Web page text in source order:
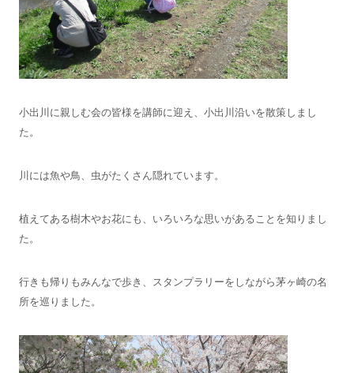
小出川に親しむ会の皆様を講師に迎え、小出川沿いを散策しまし
た。
川には魚や鳥、虫がたくさん隠れています。
植えてある樹木やお花にも、いろいろな思いがあることを知りまし
た。
行きも帰りもみんなで歩き、スタンプラリーをしながら茅ヶ崎の名
所を巡りました。